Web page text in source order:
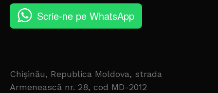
Scrie-ne pe WhatsApp
Chișinău, Republica Moldova, strada
Armenească nr. 28, cod MD-2012